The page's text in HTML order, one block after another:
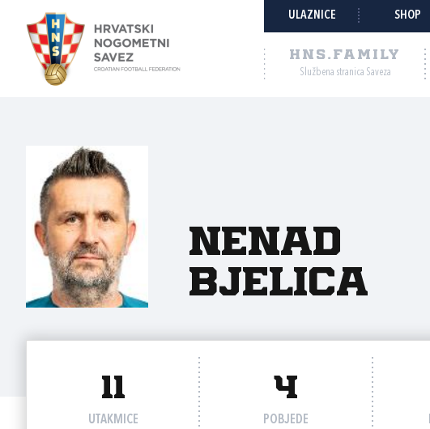
ULAZNICE SHOP
HNS.FAMILY
Službena stranica Saveza
Nenad
Bjelica
11
UTAKMICE
4
POBJEDE